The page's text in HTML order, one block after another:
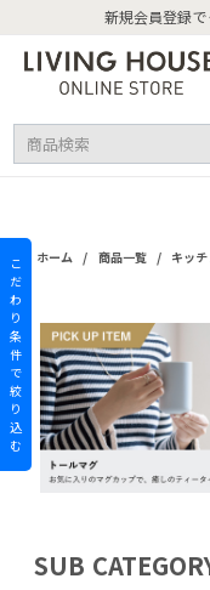
新規会員登録
ホーム / 商品一覧 / キッ
SUB
こ
だ
わ
り
条
件
で
絞
り
込
む